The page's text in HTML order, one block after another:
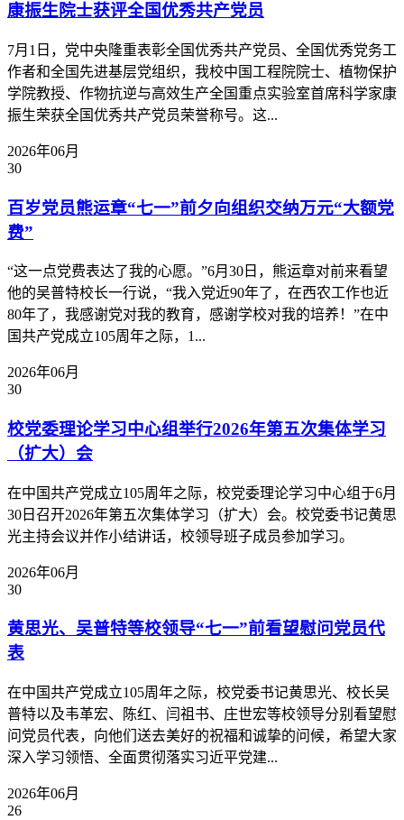
康振生院士获评全国优秀共产党员
7月1日，党中央隆重表彰全国优秀共产党员、全国优秀党务工
作者和全国先进基层党组织，我校中国工程院院士、植物保护
学院教授、作物抗逆与高效生产全国重点实验室首席科学家康
振生荣获全国优秀共产党员荣誉称号。这...
2026年06月
30
百岁党员熊运章“七一”前夕向组织交纳万元“大额党
费”
“这一点党费表达了我的心愿。”6月30日，熊运章对前来看望
他的吴普特校长一行说，“我入党近90年了，在西农工作也近
80年了，我感谢党对我的教育，感谢学校对我的培养！”在中
国共产党成立105周年之际，1...
2026年06月
30
校党委理论学习中心组举行2026年第五次集体学习
（扩大）会
在中国共产党成立105周年之际，校党委理论学习中心组于6月
30日召开2026年第五次集体学习（扩大）会。校党委书记黄思
光主持会议并作小结讲话，校领导班子成员参加学习。
2026年06月
30
黄思光、吴普特等校领导“七一”前看望慰问党员代
表
在中国共产党成立105周年之际，校党委书记黄思光、校长吴
普特以及韦革宏、陈红、闫祖书、庄世宏等校领导分别看望慰
问党员代表，向他们送去美好的祝福和诚挚的问候，希望大家
深入学习领悟、全面贯彻落实习近平党建...
2026年06月
26